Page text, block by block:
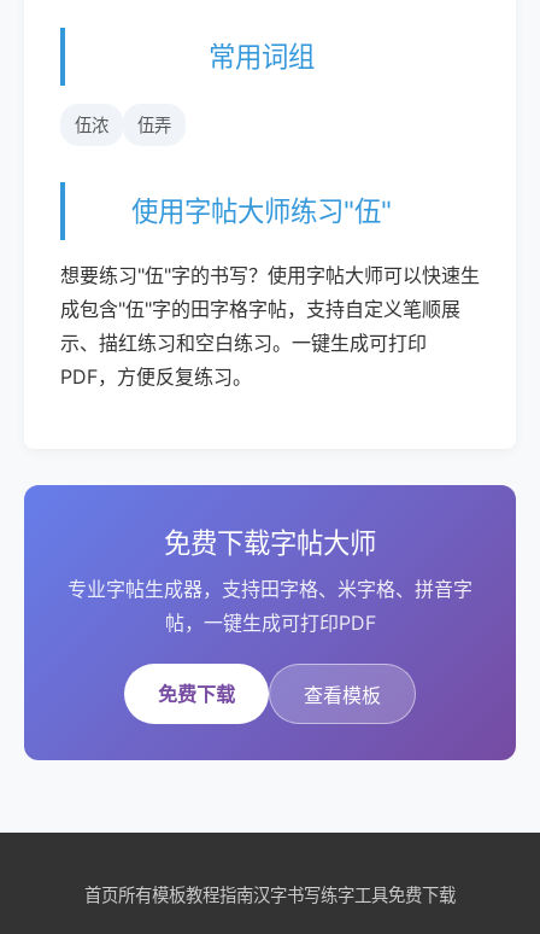
常用词组
伍浓 伍弄
使用字帖大师练习"伍"
想要练习"伍"字的书写？使用字帖大师可以快速生
成包含"伍"字的田字格字帖，支持自定义笔顺展
示、描红练习和空白练习。一键生成可打印
PDF，方便反复练习。
免费下载字帖大师
专业字帖生成器，支持田字格、米字格、拼音字
帖，一键生成可打印PDF
免费下载 查看模板
首页所有模板教程指南汉字书写练字工具免费下载